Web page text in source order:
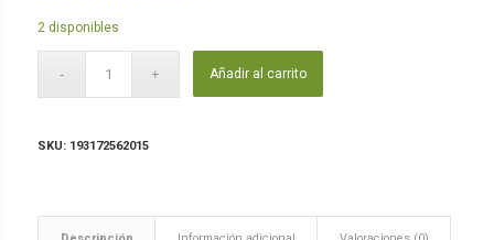
2 disponibles
Añadir al carrito
SKU: 193172562015